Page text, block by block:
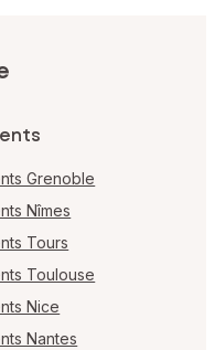
Grenoble
Nîmes
Tours
Toulouse
Nice
Nantes